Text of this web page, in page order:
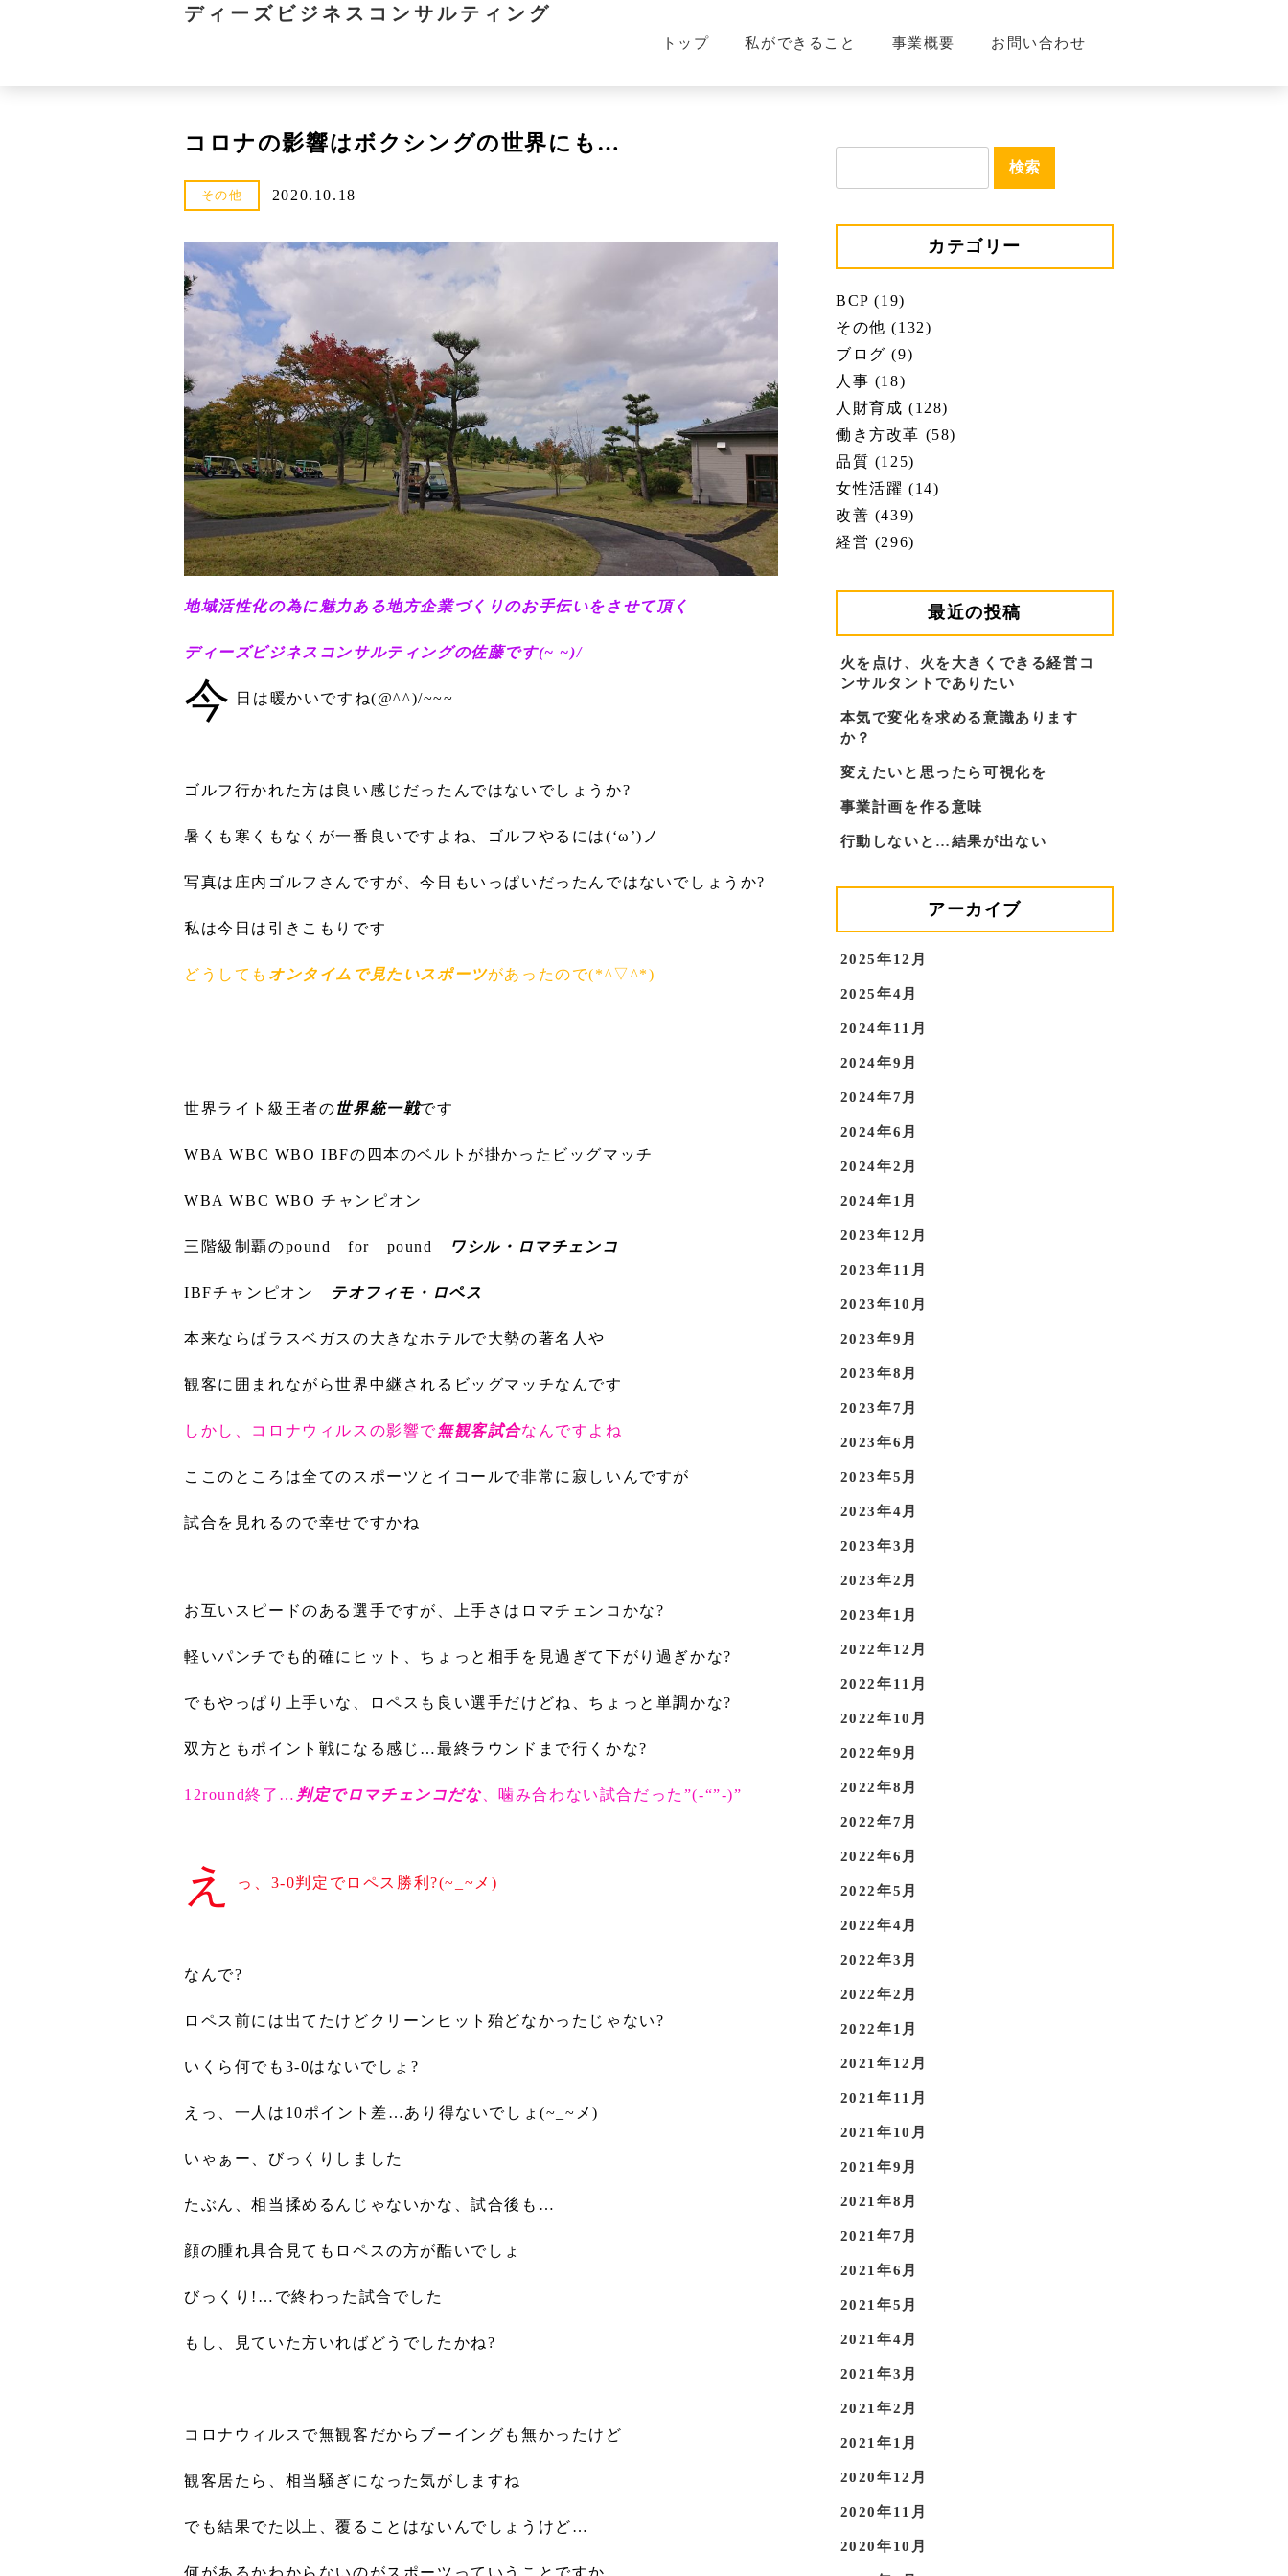
ディーズビジネスコンサルティング
トップ 私ができること 事業概要 お問い合わせ
コロナの影響はボクシングの世界にも…
その他 2020.10.18
地域活性化の為に魅力ある地方企業づくりのお手伝いをさせて頂く
ディーズビジネスコンサルティングの佐藤です(~ ~)/
今 日は暖かいですね(@^^)/~~~
ゴルフ行かれた方は良い感じだったんではないでしょうか?
暑くも寒くもなくが一番良いですよね、ゴルフやるには(‘ω’)ノ
写真は庄内ゴルフさんですが、今日もいっぱいだったんではないでしょうか?
私は今日は引きこもりです
どうしても オンタイムで見たいスポーツがあったので(*^▽^*)
世界ライト級王者の世界統一戦です
WBA WBC WBO IBFの四本のベルトが掛かったビッグマッチ
WBA WBC WBO チャンピオン
三階級制覇のpound for pound ワシル・ロマチェンコ
IBFチャンピオン テオフィモ・ロペス
本来ならばラスベガスの大きなホテルで大勢の著名人や
観客に囲まれながら世界中継されるビッグマッチなんです
しかし、コロナウィルスの影響で無観客試合なんですよね
ここのところは全てのスポーツとイコールで非常に寂しいんですが
試合を見れるので幸せですかね
お互いスピードのある選手ですが、上手さはロマチェンコかな?
軽いパンチでも的確にヒット、ちょっと相手を見過ぎて下がり過ぎかな?
でもやっぱり上手いな、ロペスも良い選手だけどね、ちょっと単調かな?
双方ともポイント戦になる感じ…最終ラウンドまで行くかな?
12round終了… 判定でロマチェンコだな、噛み合わない試合だった”(-“”-)”
え っ、3-0判定でロペス勝利?(~_~メ)
なんで?
ロペス前には出てたけどクリーンヒット殆どなかったじゃない?
いくら何でも3-0はないでしょ?
えっ、一人は10ポイント差…あり得ないでしょ(~_~メ)
いゃぁー、びっくりしました
たぶん、相当揉めるんじゃないかな、試合後も…
顔の腫れ具合見てもロペスの方が酷いでしょ
びっくり!…で終わった試合でした
もし、見ていた方いればどうでしたかね?
コロナウィルスで無観客だからブーイングも無かったけど
観客居たら、相当騒ぎになった気がしますね
でも結果でた以上、覆ることはないんでしょうけど…
何があるかわからないのがスポーツっていうことですか…
カテゴリー
BCP (19)
その他 (132)
ブログ (9)
人事 (18)
人財育成 (128)
働き方改革 (58)
品質 (125)
女性活躍 (14)
改善 (439)
経営 (296)
最近の投稿
火を点け、火を大きくできる経営コ
ンサルタントでありたい
本気で変化を求める意識あります
か？
変えたいと思ったら可視化を
事業計画を作る意味
行動しないと…結果が出ない
アーカイブ
2025年12月
2025年4月
2024年11月
2024年9月
2024年7月
2024年6月
2024年2月
2024年1月
2023年12月
2023年11月
2023年10月
2023年9月
2023年8月
2023年7月
2023年6月
2023年5月
2023年4月
2023年3月
2023年2月
2023年1月
2022年12月
2022年11月
2022年10月
2022年9月
2022年8月
2022年7月
2022年6月
2022年5月
2022年4月
2022年3月
2022年2月
2022年1月
2021年12月
2021年11月
2021年10月
2021年9月
2021年8月
2021年7月
2021年6月
2021年5月
2021年4月
2021年3月
2021年2月
2021年1月
2020年12月
2020年11月
2020年10月